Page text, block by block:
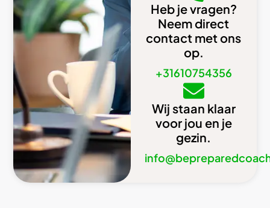
Heb je vragen?
Neem direct
contact met ons
op.
+31610754356
Wij staan klaar
voor jou en je
gezin.